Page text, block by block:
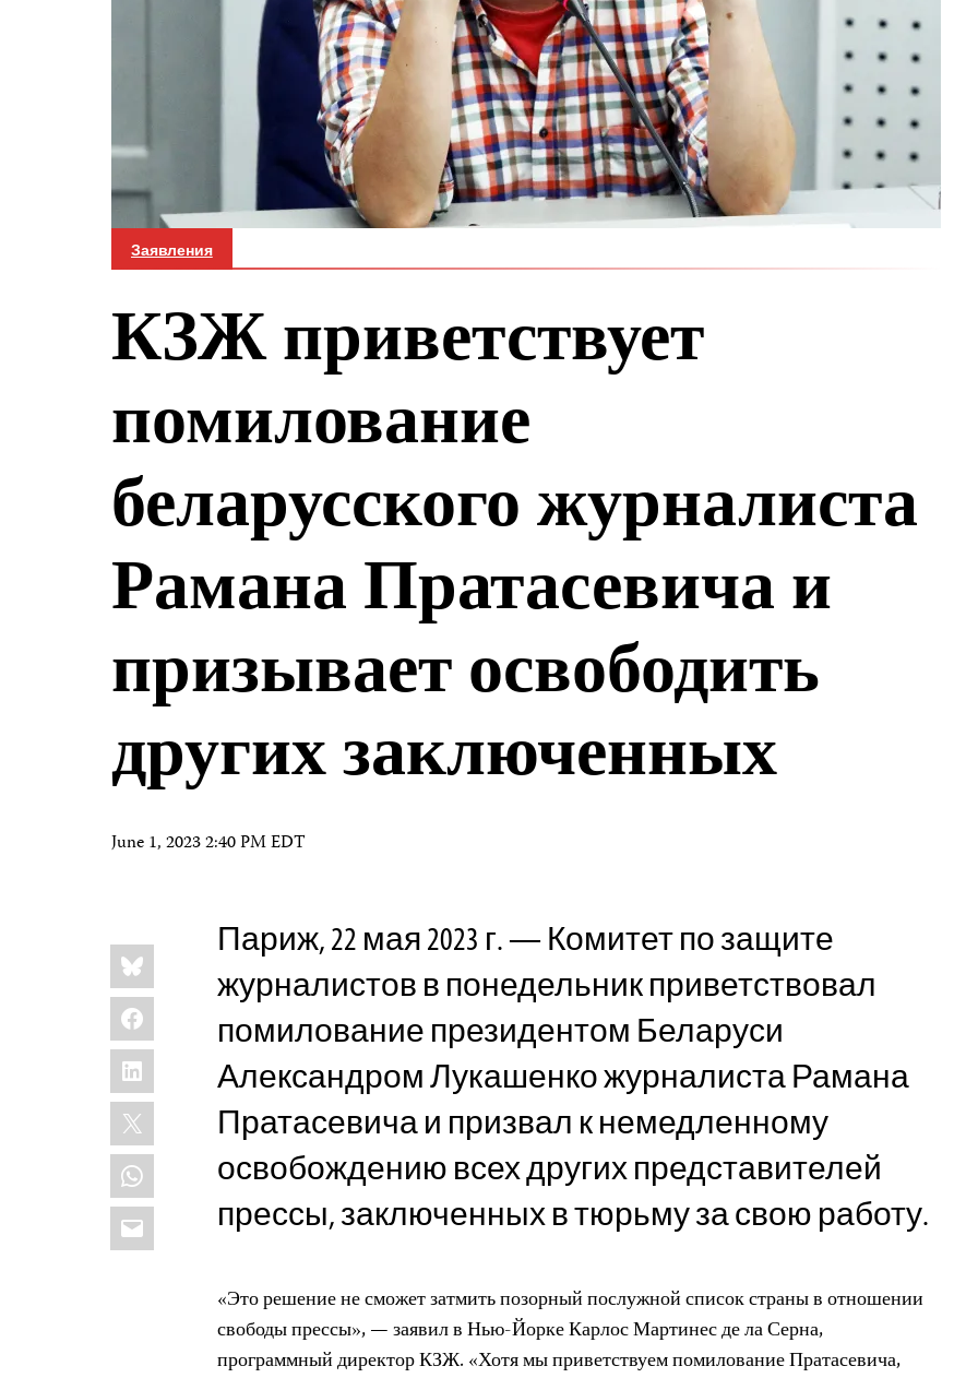
Заявления
КЗЖ приветствует
помилование
беларусского журналиста
Рамана Пратасевича и
призывает освободить
других заключенных
June 1, 2023 2:40 PM EDT
Share
this:
Bluesky
Facebook
LinkedIn
X
WhatsApp
Email
Париж, 22 мая 2023 г. — Комитет по защите
журналистов в понедельник приветствовал
помилование президентом Беларуси
Александром Лукашенко журналиста Рамана
Пратасевича и призвал к немедленному
освобождению всех других представителей
прессы, заключенных в тюрьму за свою работу.
«Это решение не сможет затмить позорный послужной список страны в отношении
свободы прессы», — заявил в Нью-Йорке Карлос Мартинес де ла Серна,
программный директор КЗЖ. «Хотя мы приветствуем помилование Пратасевича,